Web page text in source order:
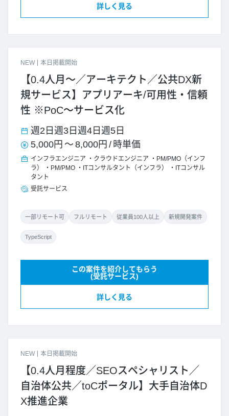
詳しく見る
NEW 本日掲載開始
【0.4人月～／アーキテクト／公共DX新
規サービス】アプリアーキ/可用性・信頼
性 ※PoC～サービス化
週2日 週3日 週4日 週5日
5,000円 ～ 8,000円 / 時単価
インフラエンジニア クラウドエンジニア
PM/PMO（インフ
ラ）
PM/PMO ITコンサルタント（インフラ）
ITコンサル
タント
受託サービス
一部リモート可 フルリモート 従業員100人以上 新規開発案件
TypeScript
詳しく見る
この案件を紹介してもらう
(受託サービス)
NEW 本日掲載開始
【0.4人月程度／SEOスペシャリスト／
自治体公共／toCポータル】大手自治体D
X推進企業